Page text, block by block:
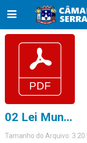
02 Lei Mun...
Tamanho do Arquivo: 3.20